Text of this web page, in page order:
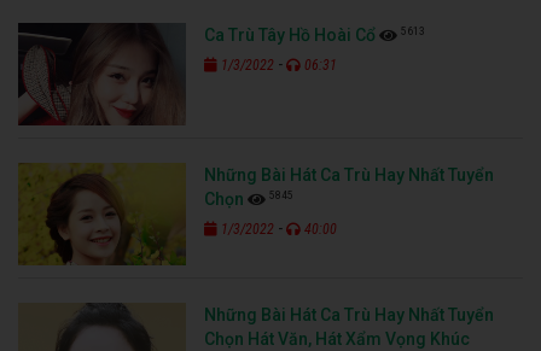
Ca Trù Tây Hồ Hoài Cổ 5613
1/3/2022 - 06:31
Những Bài Hát Ca Trù Hay Nhất Tuyển
Chọn
5845
1/3/2022 - 40:00
Những Bài Hát Ca Trù Hay Nhất Tuyển
Chọn Hát Văn, Hát Xẩm Vọng Khúc